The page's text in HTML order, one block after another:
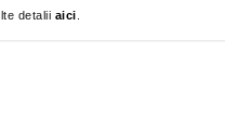
detalii aici